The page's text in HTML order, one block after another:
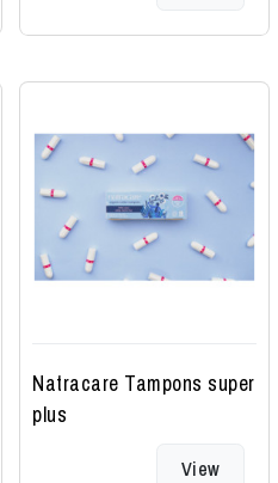
Natracare Tampons super
plus
View